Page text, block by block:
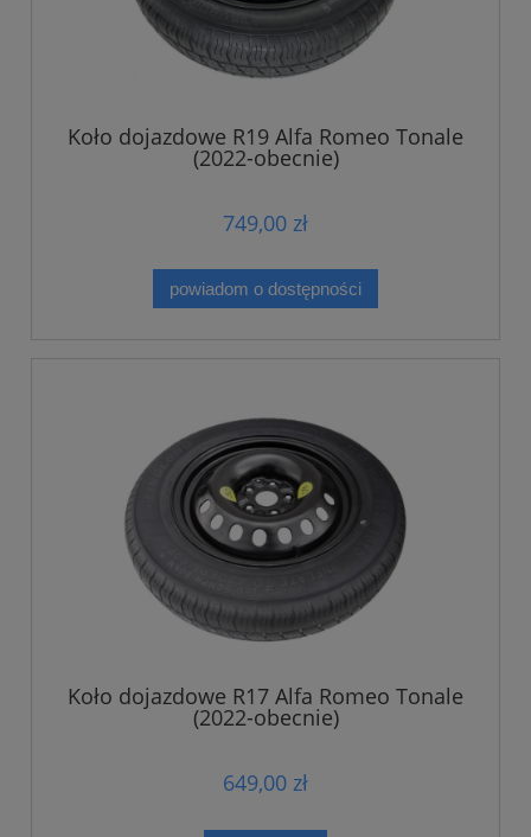
Koło dojazdowe R19 Alfa Romeo Tonale
(2022-obecnie)
749,00 zł
powiadom o dostępności
Koło dojazdowe R17 Alfa Romeo Tonale
(2022-obecnie)
649,00 zł